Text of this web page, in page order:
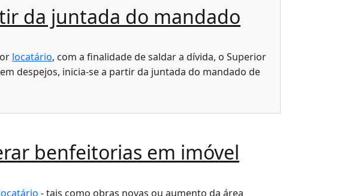
da juntada do mandado
locatário, com a finalidade de saldar a dívida, o Superior
despejos, inicia-se a partir da juntada do mandado de
benfeitorias em imóvel
- tais como obras novas ou aumento da área